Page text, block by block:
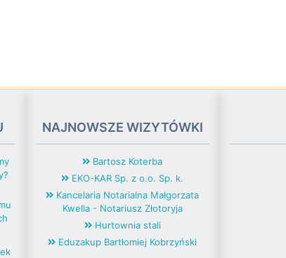
NAJNOWSZE WIZYTÓWKI
Bartosz Koterba
EKO-KAR Sp. z o.o. Sp. k.
Kancelaria Notarialna Małgorzata
Kwella - Notariusz Złotoryja
Hurtownia stali
Eduzakup Bartłomiej Kobrzyński